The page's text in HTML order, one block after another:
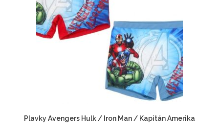
Plavky Avengers Hulk / Iron Man / Kapitán Amerika